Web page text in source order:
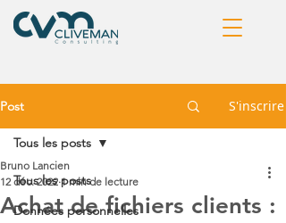
Post S'inscrire
Tous les posts
Données personnelles
Tous les posts
Achat de fichiers clients :
Bruno Lancien
12 déc. 2022 1 min de lecture